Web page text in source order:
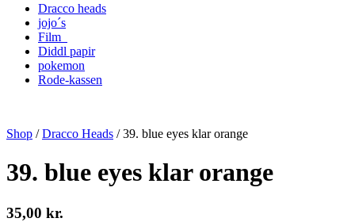
Dracco heads
jojo´s
Film
Diddl papir
pokemon
Rode-kassen
Shop /Dracco Heads /39. blue eyes klar orange
39. blue eyes klar orange
35,00 kr.